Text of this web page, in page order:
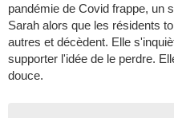
pandémie de Covid frappe, un
Sarah alors que les résidents
autres et décèdent. Elle
supporter l'idée de le perdre.
douce.